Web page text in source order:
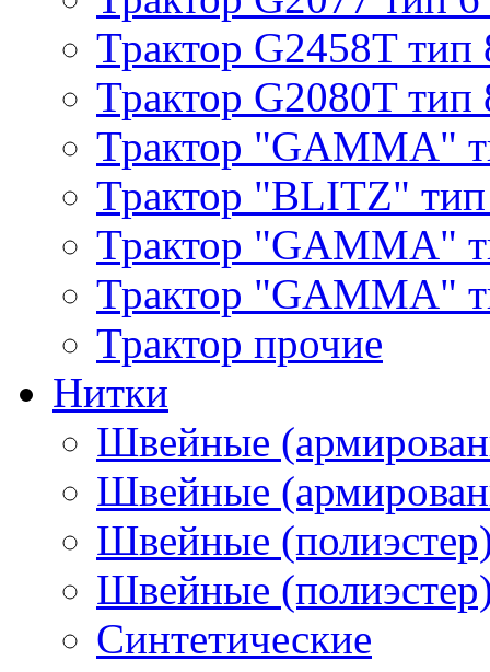
Трактор G2458T тип
Трактор G2080T тип
Трактор "GAMMA"
Трактор "BLITZ"
Трактор "GAMMA"
Трактор "GAMMA"
Трактор прочие
Нитки
Швейные
Швейные
Швейные
Швейные
Синтетические